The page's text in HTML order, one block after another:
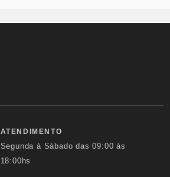
ATENDIMENTO
Segunda à Sábado das09:00 às
18:00hs